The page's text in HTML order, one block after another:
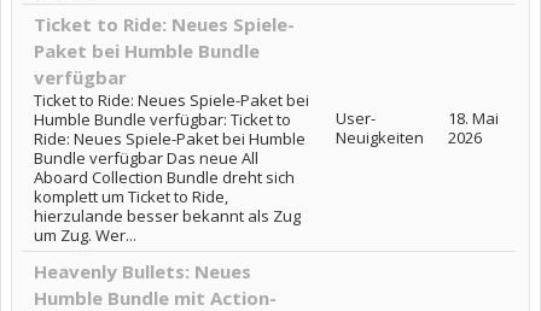
Ticket to Ride: Neues Spiele-
Paket bei Humble Bundle
verfügbar
Ticket to Ride: Neues Spiele-Paket bei
Humble Bundle verfügbar: Ticket to
Ride: Neues Spiele-Paket bei Humble
Bundle verfügbar Das neue All
Aboard Collection Bundle dreht sich
komplett um Ticket to Ride,
hierzulande besser bekannt als Zug
um Zug. Wer...
User-
Neuigkeiten
18. Mai
2026
Heavenly Bullets: Neues
Humble Bundle mit Action-